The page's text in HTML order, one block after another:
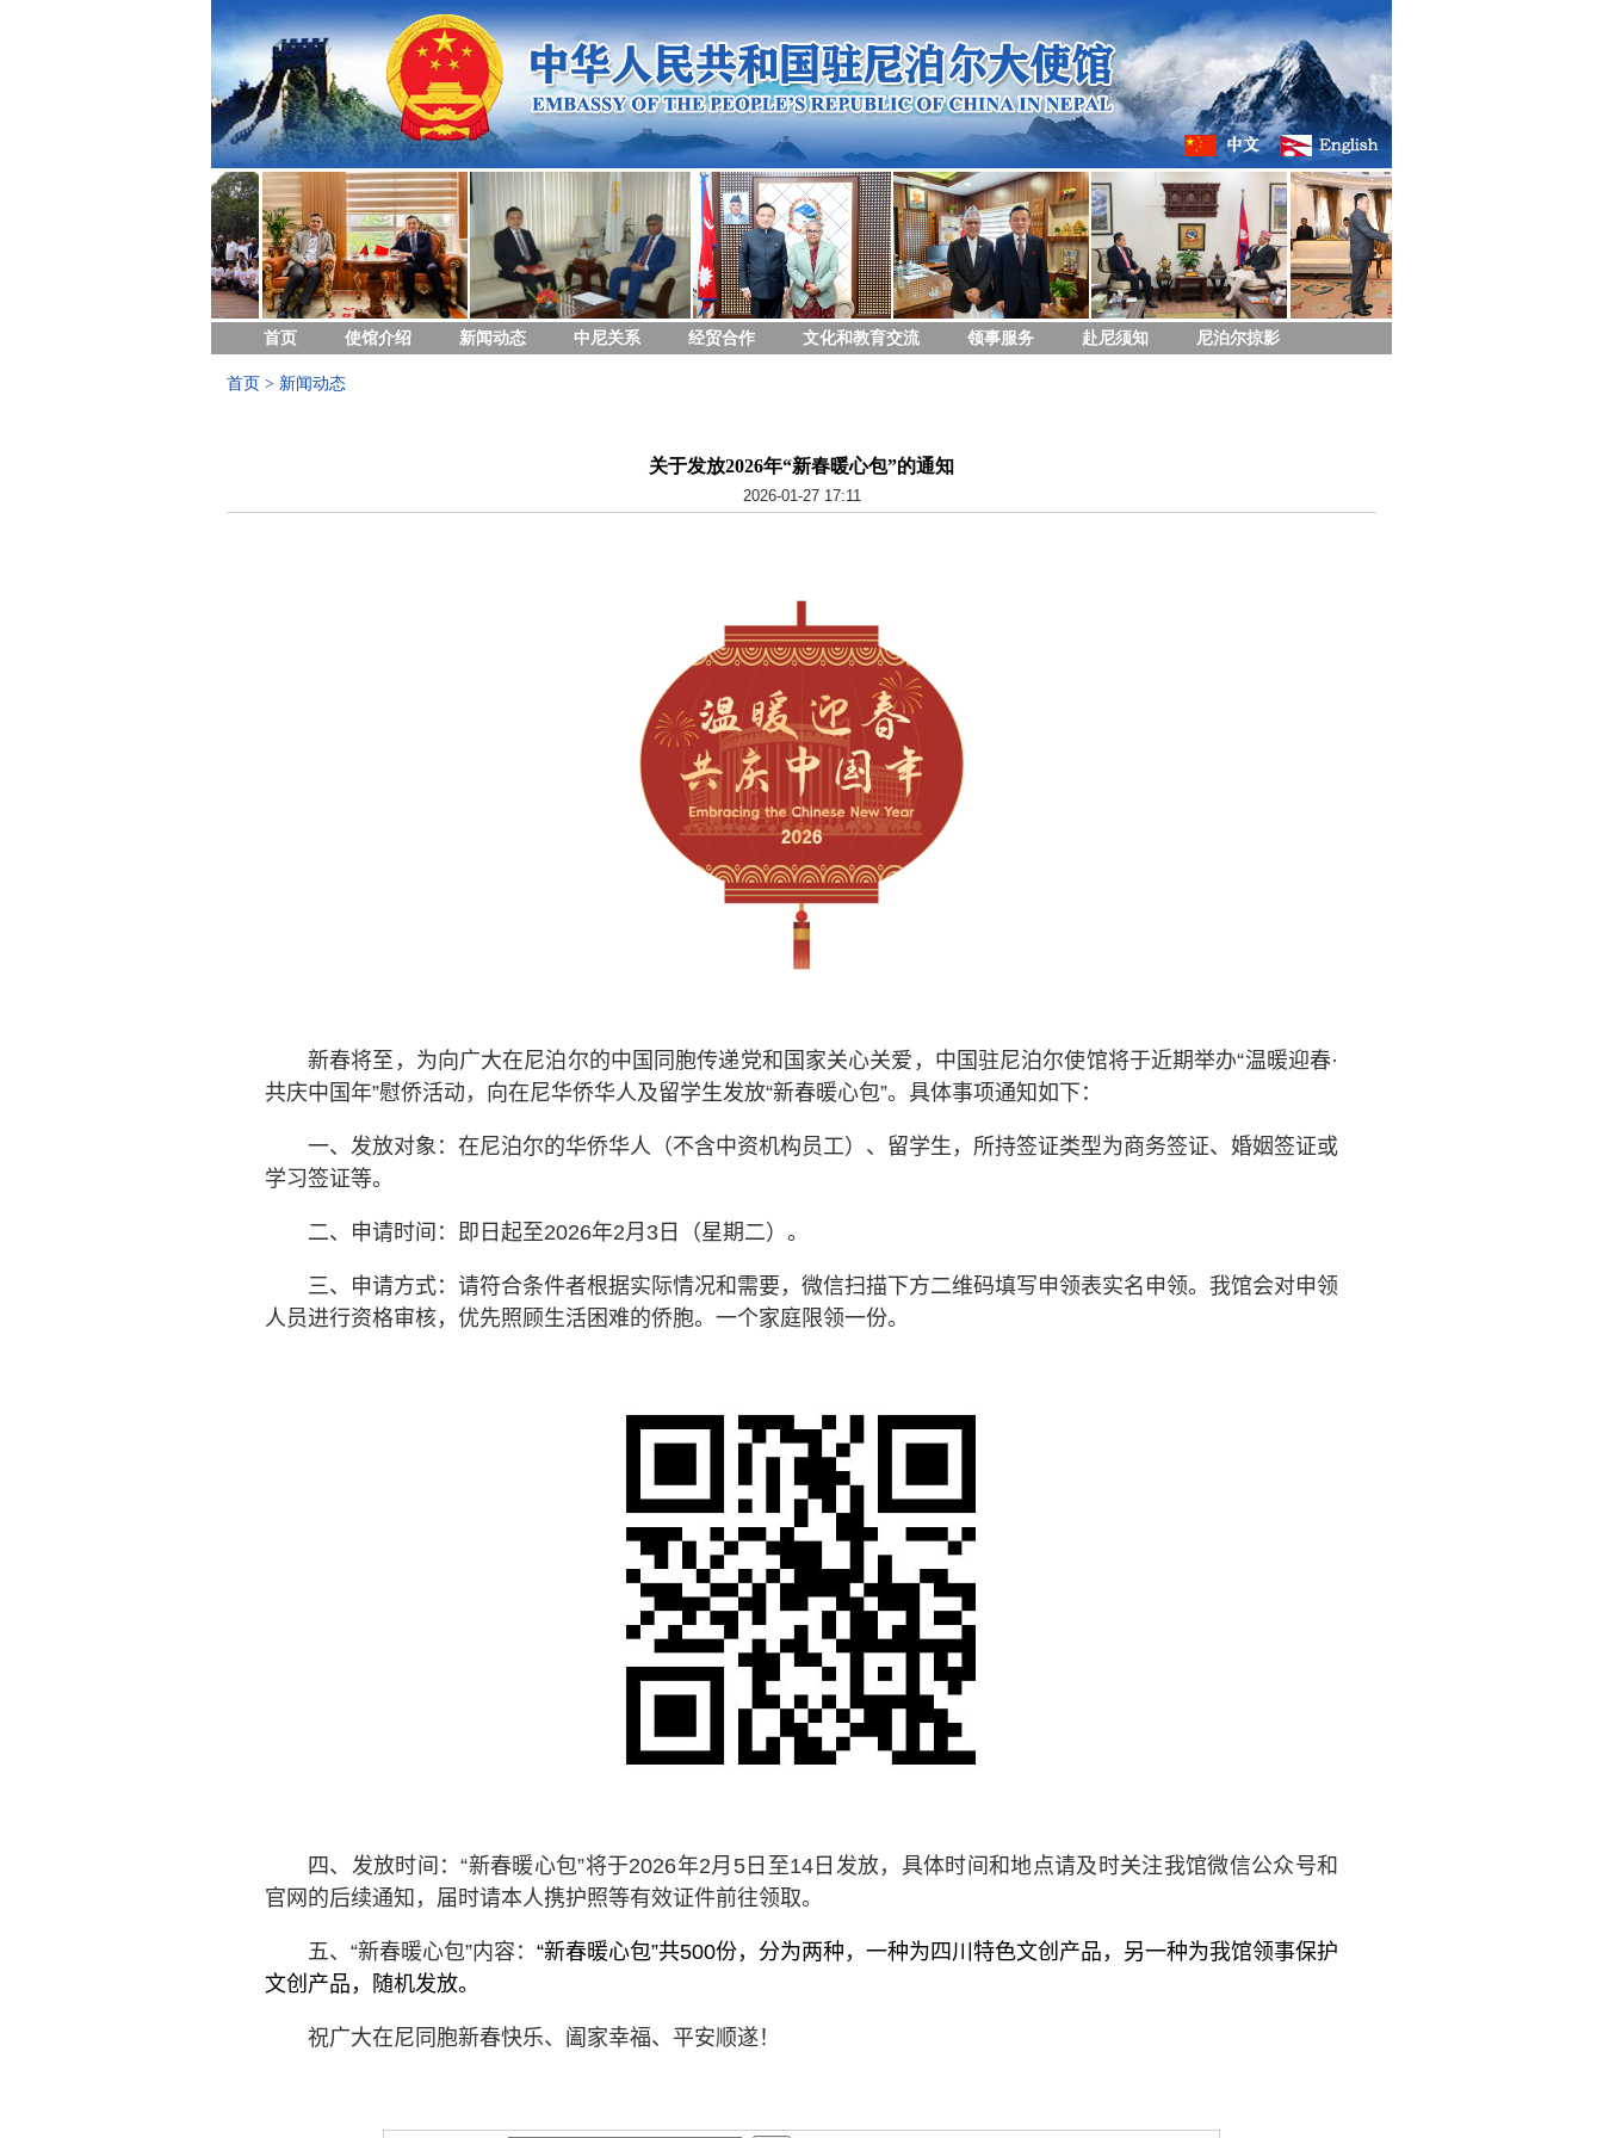
首页 使馆介绍 新闻动态 中尼关系 经贸合作 文化和教育交流 领事服务 赴尼须知 尼泊尔掠影
首页 > 新闻动态
关于发放2026年“新春暖心包”的通知
2026-01-27 17:11
新春将至，为向广大在尼泊尔的中国同胞传递党和国家关心关爱，中国驻尼泊尔使馆将于近期举办“温暖迎春·
共庆中国年”慰侨活动，向在尼华侨华人及留学生发放“新春暖心包”。具体事项通知如下：
一、发放对象：在尼泊尔的华侨华人（不含中资机构员工）、留学生，所持签证类型为商务签证、婚姻签证或
学习签证等。
二、申请时间：即日起至2026年2月 3 日（星期二）。
三、申请方式：请符合条件者根据实际情况和需要，微信扫描下方二维码填写申领表实名申领。我馆会对申领
人员进行资格审核，优先照顾生活困难的侨胞。一个家庭限领一份。
四、发放时间：“新春暖心包”将于2026年2月 5日至14日发放，具体时间和地点请及时关注我馆微信公众号和
官网的后续通知，届时请本人携护照等有效证件前往领取。
五、“新春暖心包”内容： “新春暖心包”共500份，分为两种，一种为 四川 特色文创产品，另一种为我馆领事保护
文创产品 ，随机发放。
祝广大在尼同胞新春快乐、 阖家幸福、平安顺遂 ！